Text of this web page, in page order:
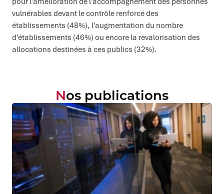
vulnérables devant le contrôle renforcé des
établissements (48%), l’augmentation du nombre
d’établissements (46%) ou encore la revalorisation des
allocations destinées à ces publics (32%).
Nos publications